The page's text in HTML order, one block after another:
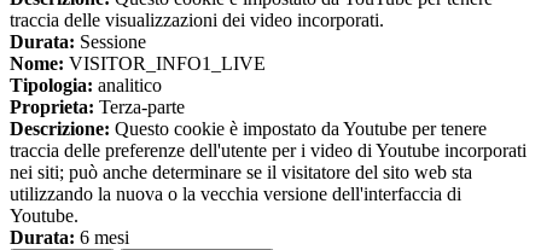
traccia delle visualizzazioni dei video incorporati.
Durata: Sessione
Nome: VISITOR_INFO1_LIVE
Tipologia: analitico
Proprieta: Terza-parte
Descrizione: Questo cookie è impostato da Youtube per tenere
traccia delle preferenze dell'utente per i video di Youtube incorporati
nei siti; può anche determinare se il visitatore del sito web sta
utilizzando la nuova o la vecchia versione dell'interfaccia di
Youtube.
Durata: 6 mesi